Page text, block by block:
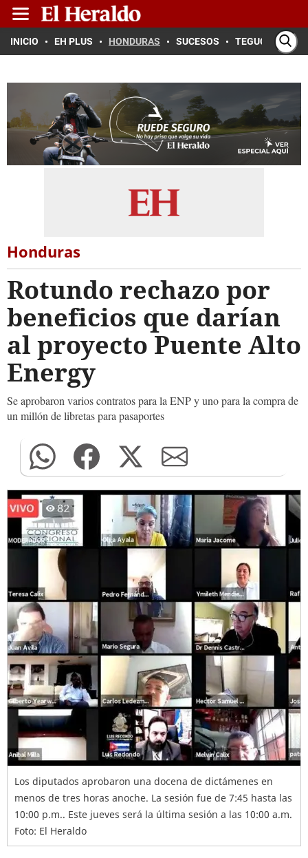
INICIO EH PLUS HONDURAS SUCESOS TEGUCIGALPA
Honduras
Rotundo rechazo por
beneficios que darían
al proyecto Puente Alto
Energy
Se aprobaron varios contratos para la ENP y uno para la compra de
un millón de libretas para pasaportes
Los diputados aprobaron una docena de dictámenes en
menos de tres horas anoche. La sesión fue de 7:45 hasta las
10:00 p.m.. Este jueves será la última sesión a las 10:00 a.m.
Foto: El Heraldo